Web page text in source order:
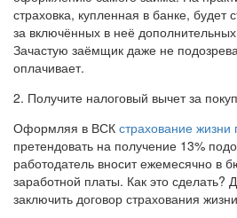
страховка, купленная в банке, будет
за включённых в неё
Зачастую заёмщик даже не
оплачивает.
2. Получите налоговый вычет за
Оформляя в ВСК страхование жизни
претендовать на получение 13%
работодатель вносит ежемесячно в
заработной платы. Как это сделать?
заключить договор страхования